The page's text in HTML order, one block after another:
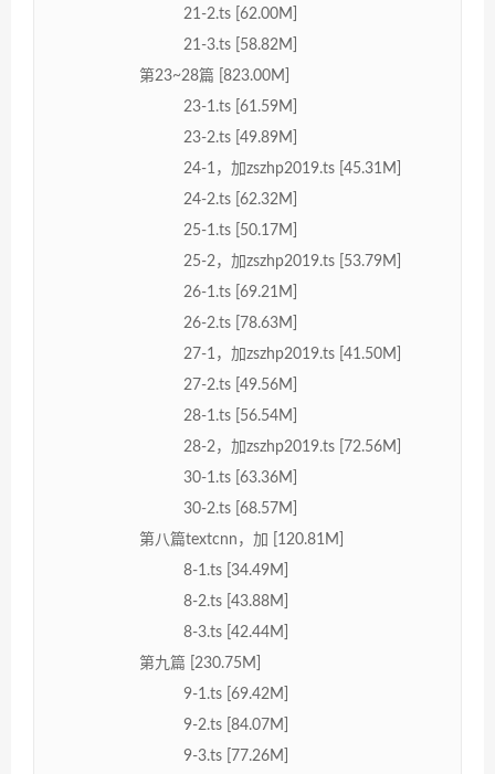
21-2.ts [62.00M]
21-3.ts [58.82M]
第23~28篇 [823.00M]
23-1.ts [61.59M]
23-2.ts [49.89M]
24-1，加zszhp2019.ts [45.31M]
24-2.ts [62.32M]
25-1.ts [50.17M]
25-2，加zszhp2019.ts [53.79M]
26-1.ts [69.21M]
26-2.ts [78.63M]
27-1，加zszhp2019.ts [41.50M]
27-2.ts [49.56M]
28-1.ts [56.54M]
28-2，加zszhp2019.ts [72.56M]
30-1.ts [63.36M]
30-2.ts [68.57M]
第八篇textcnn，加 [120.81M]
8-1.ts [34.49M]
8-2.ts [43.88M]
8-3.ts [42.44M]
第九篇 [230.75M]
9-1.ts [69.42M]
9-2.ts [84.07M]
9-3.ts [77.26M]